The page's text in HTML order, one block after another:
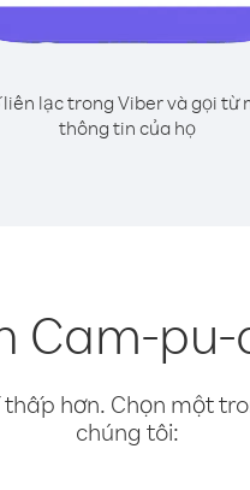
liên lạc trong Viber và gọi từ
thông tin của họ
Cam-
hơn. Chọn một
chúng tôi: